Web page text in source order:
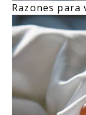
Razones para